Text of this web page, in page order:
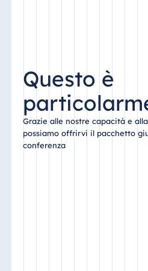
Mauritius
Resort & Spa
Mauritius
Questo è
Grazie alle nostre capacità e
possiamo offrirvi il pacchetto
conferenza